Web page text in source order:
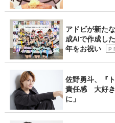
アドビが新た
成AIで作成し
年をお祝い
P
佐野勇斗、『
責任感 大好き
に」